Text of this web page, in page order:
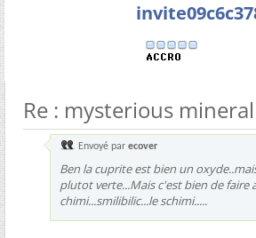
Re : mysterious
Envoyé par ecover
Ben la cuprite est bien un
plutot verte...Mais c'est bien de faire
chimi...smilibilic...le schimi.....